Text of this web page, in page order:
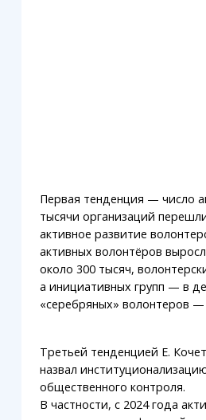
Первая тенденция — число
тысячи организаций
активное развитие
активных волонтёров
около 300 тысяч,
а инициативных групп — в
«серебряных» волонтеров —
Третьей тенденцией Е.
назвал
общественного контроля.
В частности, с 2024 года